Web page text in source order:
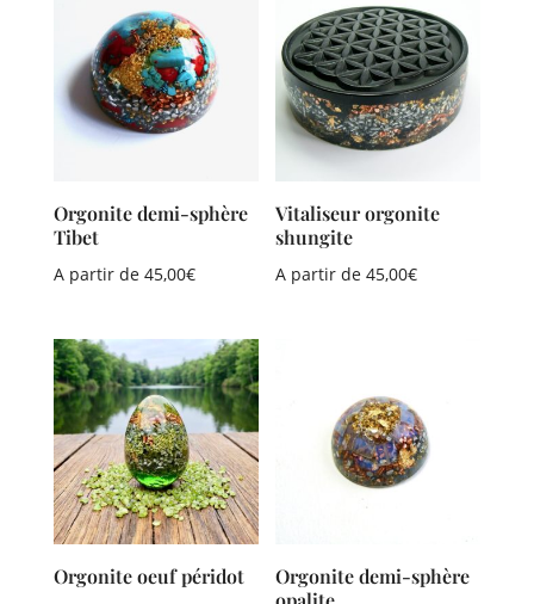
Orgonite demi-sphère
Tibet
A partir de 45,00€
Vitaliseur orgonite
shungite
A partir de45,00€
Orgonite oeuf péridot
Orgonite demi-sphère